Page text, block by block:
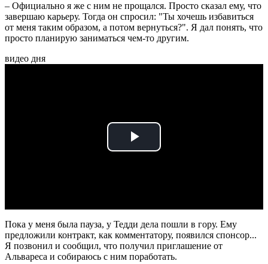
– Официально я же с ним не прощался. Просто сказал ему, что
завершаю карьеру. Тогда он спросил: "Ты хочешь избавиться
от меня таким образом, а потом вернуться?". Я дал понять, что
просто планирую заниматься чем-то другим.
видео дня
Play
Пока у меня была пауза, у Тедди дела пошли в гору. Ему
предложили контракт, как комментатору, появился спонсор...
Я позвонил и сообщил, что получил приглашение от
Альвареса и собираюсь с ним поработать.